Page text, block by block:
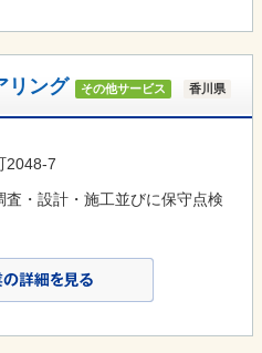
リング その他サービス 香川県
2048-7
査・設計・施工並びに保守点検